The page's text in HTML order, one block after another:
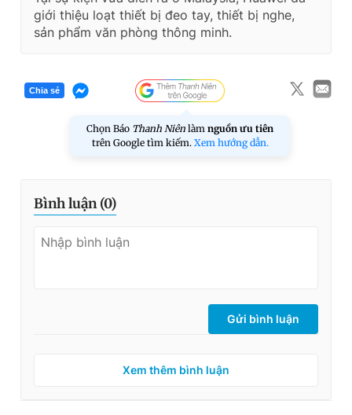
giới thiệu loạt thiết bị đeo tay, thiết bị nghe,
sản phẩm văn phòng thông minh.
Chia sẻ
Chọn Báo Thanh Niên làm nguồn ưu tiên
trên Google tìm kiếm. Xem hướng dẫn.
Bình luận (0)
Gửi bình luận
Xem thêm bình luận